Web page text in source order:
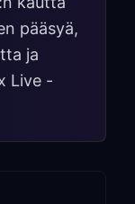
pääsyä,
ja
Live -